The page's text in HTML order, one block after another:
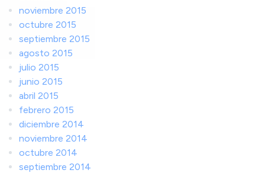
noviembre 2015
octubre 2015
septiembre 2015
agosto 2015
julio 2015
junio 2015
abril 2015
febrero 2015
diciembre 2014
noviembre 2014
octubre 2014
septiembre 2014